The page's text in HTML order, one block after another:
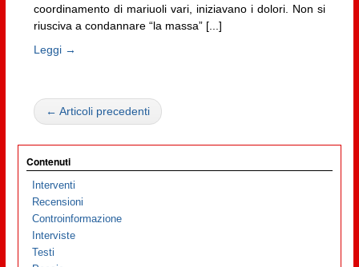
coordinamento di mariuoli vari, iniziavano i dolori. Non si
riusciva a condannare “la massa” [...]
Leggi →
← Articoli precedenti
Contenuti
Interventi
Recensioni
Controinformazione
Interviste
Testi